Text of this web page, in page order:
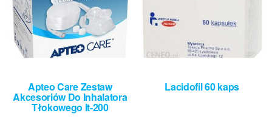
Apteo Care Zestaw
Akcesoriów Do Inhalatora
Tłokowego It-200
Lacidofil 60 kaps